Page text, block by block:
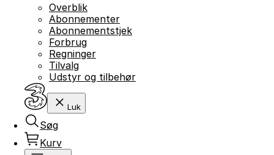
Overblik
Abonnementer
Abonnementstjek
Forbrug
Regninger
Tilvalg
Udstyr og tilbehør
Luk
Søg
Kurv